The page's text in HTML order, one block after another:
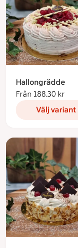
Hallongrädde
Från 188.30 kr
Välj variant